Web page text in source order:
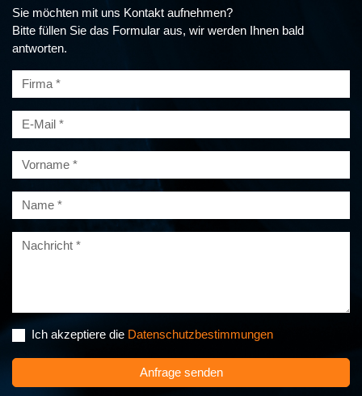
Sie möchten mit uns Kontakt aufnehmen?
Bitte füllen Sie das Formular aus, wir werden Ihnen bald
antworten.
Ich akzeptiere die Datenschutzbestimmungen
Anfrage senden